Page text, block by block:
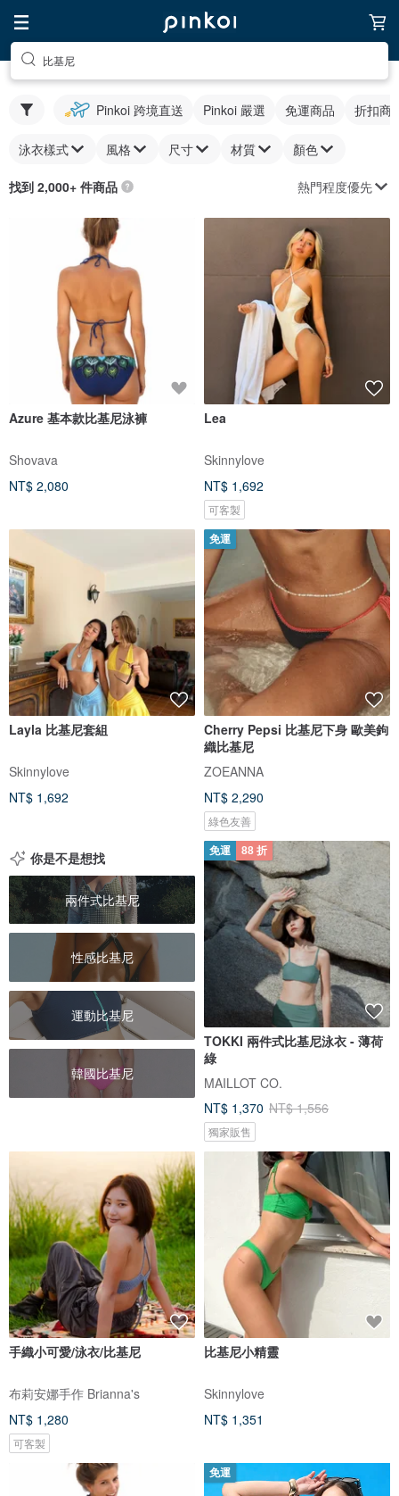
比基尼
Pinkoi 跨境直送 Pinkoi 嚴選 免運商品 折扣商
泳衣樣式 風格 尺寸 材質 顏色
找到 2,000+ 件商品 熱門程度優先
Azure 基本款比基尼泳褲
Shovava
NT$ 2,080
Lea
Skinnylove
NT$ 1,692
可客製
Layla 比基尼套組
Skinnylove
NT$ 1,692
免運
Cherry Pepsi 比基尼下身 歐美鉤
織比基尼
ZOEANNA
NT$ 2,290
綠色友善
你是不是想找
兩件式比基尼
性感比基尼
運動比基尼
韓國比基尼
免運 88 折
TOKKI 兩件式比基尼泳衣 - 薄荷
綠
MAILLOT CO.
NT$ 1,370 NT$ 1,556
獨家販售
手織小可愛/泳衣/比基尼
布莉安娜手作 Brianna's
NT$ 1,280
可客製
比基尼小精靈
Skinnylove
NT$ 1,351
免運